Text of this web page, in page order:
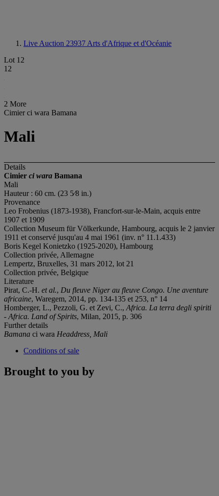
Live Auction 23937 Arts d'Afrique et d'Océanie
Lot 12
12
2 More
Cimier ci wara Bamana
Mali
Details
Cimier ci wara Bamana
Mali
Hauteur : 60 cm. (23 5⁄8 in.)
Provenance
Leo Frobenius (1873-1938), Francfort-sur-le-Main, acquis entre
1907 et 1909
Collection Museum für Völkerkunde, Hambourg, acquis le 2 janvier
1911 et conservé jusqu'au 4 mai 1961 (inv. n° 11.1.433)
Boris Kegel Konietzko (1925-2020), Hambourg
Collection privée, Allemagne
Lempertz, Bruxelles, 31 mars 2012, lot 21
Collection privée, Belgique
Literature
Pirat, C.-H. et al., Du fleuve Niger au fleuve Congo. Une aventure
africaine, Waregem, 2014, pp. 134-135 et 253, n° 14
Homberger, L., Pezzoli, G. et Zevi, C., Africa. La terra degli spiriti
- Africa. Land of Spirits, Milan, 2015, p. 306
Further details
Bamana ci wara Headdress, Mali
Conditions of sale
Brought to you by